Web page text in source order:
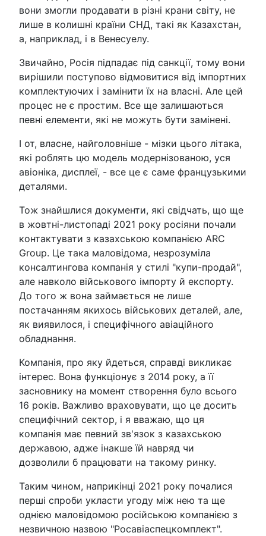
вони змогли продавати в різні крани світу, не
лише в колишні країни СНД, такі як Казахстан,
а, наприклад, і в Венесуелу.
Звичайно, Росія підпадає під санкції, тому вони
вирішили поступово відмовитися від імпортних
комплектуючих і замінити їх на власні. Але цей
процес не є простим. Все ще залишаються
певні елементи, які не можуть бути замінені.
І от, власне, найголовніше - мізки цього літака,
які роблять цю модель модернізованою, уся
авіоніка, дисплеї, - все це є саме французькими
деталями.
Тож знайшлися документи, які свідчать, що ще
в жовтні-листопаді 2021 року росіяни почали
контактувати з казахською компанією ARC
Group. Це така маловідома, незрозуміла
консалтингова компанія у стилі "купи-продай",
але навколо військового імпорту й експорту.
До того ж вона займається не лише
постачанням якихось військових деталей, але,
як виявилося, і специфічного авіаційного
обладнання.
Компанія, про яку йдеться, справді викликає
інтерес. Вона функціонує з 2014 року, а її
засновнику на момент створення було всього
16 років. Важливо враховувати, що це досить
специфічний сектор, і я вважаю, що ця
компанія має певний зв'язок з казахською
державою, адже інакше їй навряд чи
дозволили б працювати на такому ринку.
Таким чином, наприкінці 2021 року почалися
перші спроби укласти угоду між нею та ще
однією маловідомою російською компанією з
незвичною назвою "Росавіаспецкомплект".